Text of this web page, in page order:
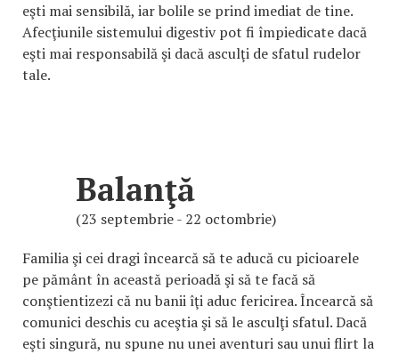
eşti mai sensibilă, iar bolile se prind imediat de tine.
Afecţiunile sistemului digestiv pot fi împiedicate dacă
eşti mai responsabilă şi dacă asculţi de sfatul rudelor
tale.
Balanţă
(23 septembrie - 22 octombrie)
Familia şi cei dragi încearcă să te aducă cu picioarele
pe pământ în această perioadă şi să te facă să
conştientizezi că nu banii îţi aduc fericirea. Încearcă să
comunici deschis cu aceştia şi să le asculţi sfatul. Dacă
eşti singură, nu spune nu unei aventuri sau unui flirt la